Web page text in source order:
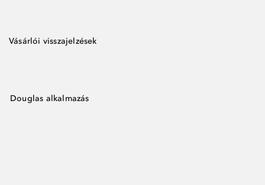
Vásárlói visszajelzések
Douglas alkalmazás